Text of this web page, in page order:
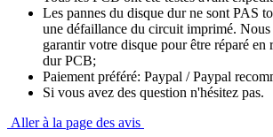
Les pannes du disque dur ne sont PAS
une défaillance du circuit imprimé. Nous
garantir votre disque pour être réparé en
dur PCB;
Paiement préféré: Paypal / Paypal
Si vous avez des question n'hésitez pas.
Aller à la page des avis